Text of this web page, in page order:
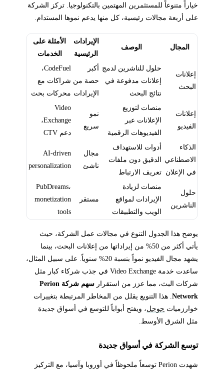
خياراً متنوعاً للمستثمرين المهتمين بالتكنولوجيا. تركز الشركة
على أربعة مجالات رئيسية، كل منها يدعم نموها المستدام.
المجال الوصف
الإيرادات
الرئيسية
الأمثلة على
الخدمات
إعلانات
البحث
حلول للناشرين لدمج
إعلانات مدفوعة في
نتائج البحث
أكبر
حصة من
الإيرادات
CodeFuel،
شراكات مع
محركات بحث
إعلانات
الفيديو
منصات لتوزيع
الإعلانات عبر
الفيديوهات الرقمية
نمو
سريع
Video
Exchange،
دعم CTV
الذكاء
الاصطناعي
في الإعلان
أدوات للاستهداف
الدقيق دون ملفات
تعريف الارتباط
مجال
ناشئ
AI-driven
personalization
حلول
الناشرين
منصات لزيادة
الإيرادات لمواقع
الويب والتطبيقات
مستقر
PubDreams،
monetization
tools
يوضح هذا الجدول التنوع في مجالات عمل الشركة، حيث
يأتي أكثر من 50% من إيراداتها من إعلانات البحث، بينما
يشهد مجال الفيديو نمواً بنسبة 20% سنوياً. على سبيل المثال،
ساعدت خدمة Video Exchange في جذب شركاء كبار مثل
شركات البث، مما عزز من استقرار
سهم شركة Perion
Network. هذا التنويع يقلل من المخاطر المرتبطة بتغييرات
خوارزميات جوجل ، ويفتح أبواباً للتوسع في أسواق جديدة
مثل الشرق الأوسط.
توسع الشركة في أسواق جديدة
شهدت Perion توسعاً ملحوظاً في أوروبا وآسيا، مع التركيز